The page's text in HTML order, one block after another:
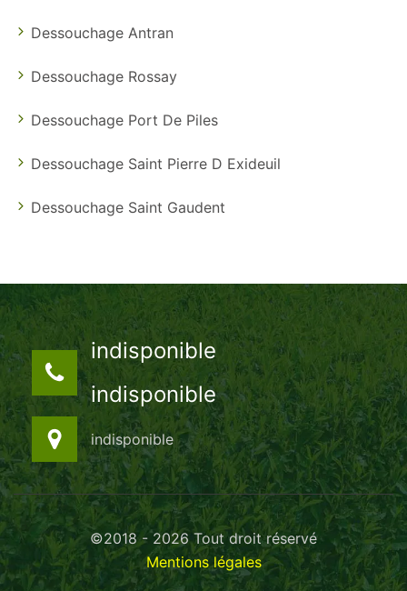
Dessouchage Antran
Dessouchage Rossay
Dessouchage Port De Piles
Dessouchage Saint Pierre D Exideuil
Dessouchage Saint Gaudent
indisponible
indisponible
indisponible
©2018 - 2026 Tout droit réservé
Mentions légales